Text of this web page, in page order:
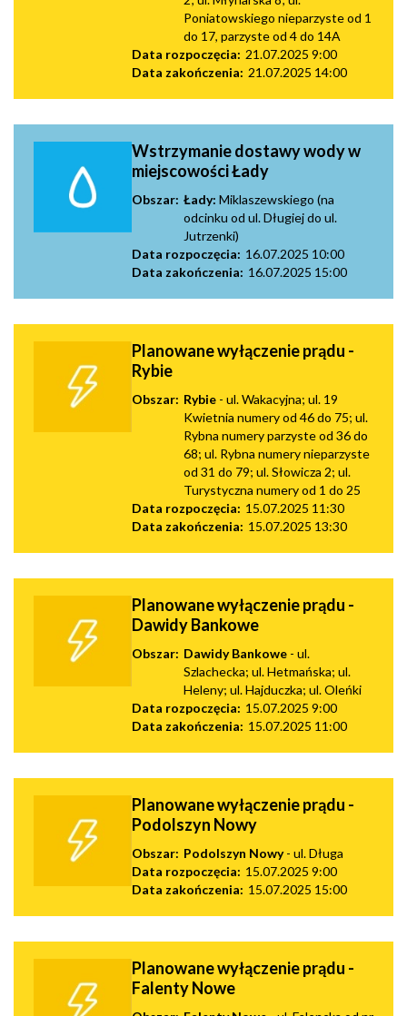
Poniatowskiego nieparzyste od 1
do 17, parzyste od 4 do 14A
Data rozpoczęcia: 21.07.2025 9:00
Data zakończenia: 21.07.2025 14:00
Wstrzymanie dostawy wody w
miejscowości Łady
Obszar: Łady: Miklaszewskiego (na
odcinku od ul. Długiej do ul.
Jutrzenki)
Data rozpoczęcia: 16.07.2025 10:00
Data zakończenia: 16.07.2025 15:00
Planowane wyłączenie prądu -
Rybie
Obszar: Rybie - ul. Wakacyjna; ul. 19
Kwietnia numery od 46 do 75; ul.
Rybna numery parzyste od 36 do
68; ul. Rybna numery nieparzyste
od 31 do 79; ul. Słowicza 2; ul.
Turystyczna numery od 1 do 25
Data rozpoczęcia: 15.07.2025 11:30
Data zakończenia: 15.07.2025 13:30
Planowane wyłączenie prądu -
Dawidy Bankowe
Obszar: Dawidy Bankowe - ul.
Szlachecka; ul. Hetmańska; ul.
Heleny; ul. Hajduczka; ul. Oleńki
Data rozpoczęcia: 15.07.2025 9:00
Data zakończenia: 15.07.2025 11:00
Planowane wyłączenie prądu -
Podolszyn Nowy
Obszar: Podolszyn Nowy- ul. Długa
Data rozpoczęcia: 15.07.2025 9:00
Data zakończenia: 15.07.2025 15:00
Planowane wyłączenie prądu -
Falenty Nowe